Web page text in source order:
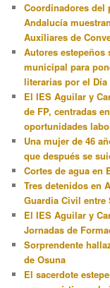
Coordinadores del
Andalucía
Auxiliares de
Autores estepeños
municipal para
literarias por el
El IES Aguilar y
de FP, centradas
oportunidades
Una mujer de 46
que después se
Cortes de agua en
Tres detenidos en
Guardia Civil entre
El IES Aguilar y
Jornadas de
Sorprendente
de Osuna
El sacerdote